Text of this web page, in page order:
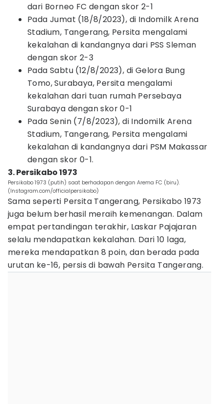
dari Borneo FC dengan skor 2-1
Pada Jumat (18/8/2023), di Indomilk Arena
Stadium, Tangerang, Persita mengalami
kekalahan di kandangnya dari PSS Sleman
dengan skor 2-3
Pada Sabtu (12/8/2023), di Gelora Bung
Tomo, Surabaya, Persita mengalami
kekalahan dari tuan rumah Persebaya
Surabaya dengan skor 0-1
Pada Senin (7/8/2023), di Indomilk Arena
Stadium, Tangerang, Persita mengalami
kekalahan di kandangnya dari PSM Makassar
dengan skor 0-1.
3. Persikabo 1973
Persikabo 1973 (putih) saat berhadapan dengan Arema FC (biru).
(Instagram.com/officialpersikabo)
Sama seperti Persita Tangerang, Persikabo 1973
juga belum berhasil meraih kemenangan. Dalam
empat pertandingan terakhir, Laskar Pajajaran
selalu mendapatkan kekalahan. Dari 10 laga,
mereka mendapatkan 8 poin, dan berada pada
urutan ke-16, persis di bawah Persita Tangerang.